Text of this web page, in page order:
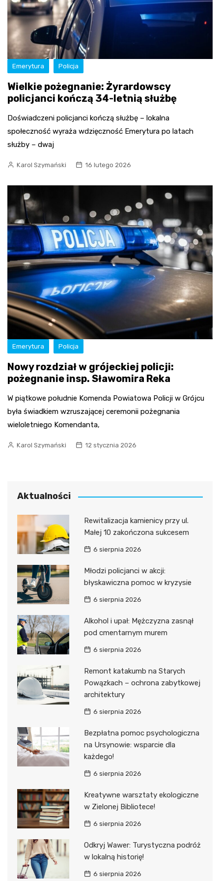
Emerytura Policja
Wielkie pożegnanie: Żyrardowscy
policjanci kończą 34-letnią służbę
Doświadczeni policjanci kończą służbę – lokalna
społeczność wyraża wdzięczność Emerytura po latach
służby – dwaj
Karol Szymański 16 lutego 2026
Emerytura Policja
Nowy rozdział w grójeckiej policji:
pożegnanie insp. Sławomira Reka
W piątkowe południe Komenda Powiatowa Policji w Grójcu
była świadkiem wzruszającej ceremonii pożegnania
wieloletniego Komendanta,
Karol Szymański 12 stycznia 2026
Aktualności
Rewitalizacja kamienicy przy ul.
Małej 10 zakończona sukcesem
6 sierpnia 2026
Młodzi policjanci w akcji:
błyskawiczna pomoc w kryzysie
6 sierpnia 2026
Alkohol i upał: Mężczyzna zasnął
pod cmentarnym murem
6 sierpnia 2026
Remont katakumb na Starych
Powązkach – ochrona zabytkowej
architektury
6 sierpnia 2026
Bezpłatna pomoc psychologiczna
na Ursynowie: wsparcie dla
każdego!
6 sierpnia 2026
Kreatywne warsztaty ekologiczne
w Zielonej Bibliotece!
6 sierpnia 2026
Odkryj Wawer: Turystyczna podróż
w lokalną historię!
6 sierpnia 2026